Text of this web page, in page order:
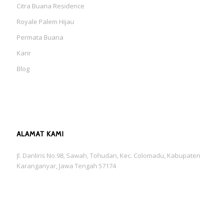
Citra Buana Residence
Royale Palem Hijau
Permata Buana
Karir
Blog
ALAMAT KAMI
Jl. Danliris No.98, Sawah, Tohudan, Kec. Colomadu, Kabupaten
Karanganyar, Jawa Tengah 57174